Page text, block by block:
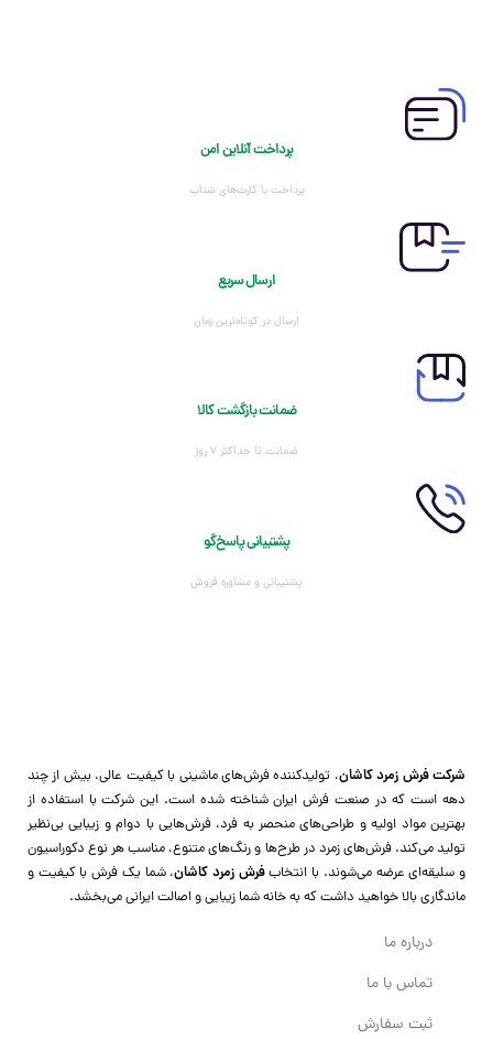
پرداخت آنلاین امن
پرداخت با کارت‌های شتاب
ارسال سریع
ارسال در کوتاه‌ترین زمان
ضمانت بازگشت کالا
ضمانت تا حداکثر ۷ روز
پشتیبانی پاسخ‌گو
پشتیبانی و مشاوره فروش
شرکت فرش زمرد کاشان، تولیدکننده فرش‌های ماشینی با کیفیت عالی، بیش از چند
دهه است که در صنعت فرش ایران شناخته شده است. این شرکت با استفاده از
بهترین مواد اولیه و طراحی‌های منحصر به فرد، فرش‌هایی با دوام و زیبایی بی‌نظیر
تولید می‌کند. فرش‌های زمرد در طرح‌ها و رنگ‌های متنوع، مناسب هر نوع دکوراسیون
و سلیقه‌ای عرضه می‌شوند. با انتخابفرش زمرد کاشان، شما یک فرش با کیفیت و
ماندگاری بالا خواهید داشت که به خانه شما زیبایی و اصالت ایرانی می‌بخشد.
درباره ما
تماس با ما
ثبت سفارش